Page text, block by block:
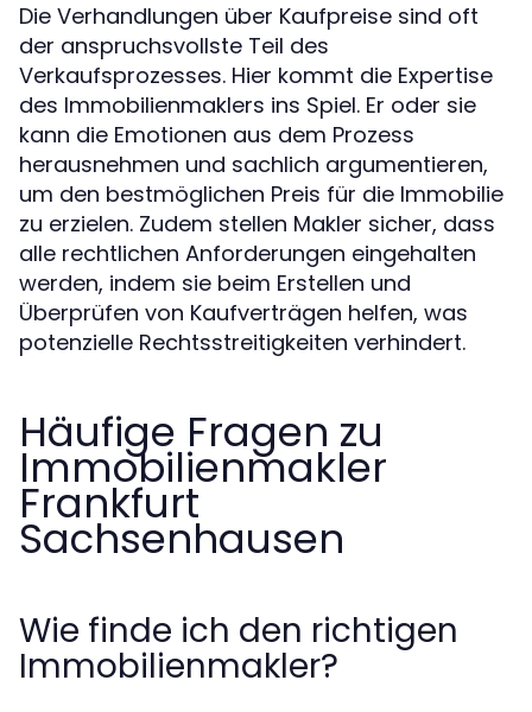
Die Verhandlungen über Kaufpreise sind oft
der anspruchsvollste Teil des
Verkaufsprozesses. Hier kommt die Expertise
des Immobilienmaklers ins Spiel. Er oder sie
kann die Emotionen aus dem Prozess
herausnehmen und sachlich argumentieren,
um den bestmöglichen Preis für die Immobilie
zu erzielen. Zudem stellen Makler sicher, dass
alle rechtlichen Anforderungen eingehalten
werden, indem sie beim Erstellen und
Überprüfen von Kaufverträgen helfen, was
potenzielle Rechtsstreitigkeiten verhindert.
Häufige Fragen zu
Immobilienmakler
Frankfurt
Sachsenhausen
Wie finde ich den richtigen
Immobilienmakler?